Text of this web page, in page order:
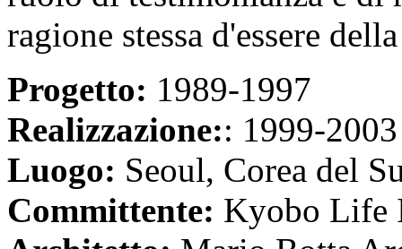
ragione stessa d'essere
Progetto: 1989-1997
Realizzazione:: 1999-2003
Luogo: Seoul, Corea del
Committente: Kyobo Life